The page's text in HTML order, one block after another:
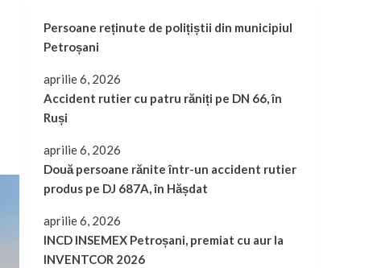
Persoane reținute de polițiștii din municipiul
Petroșani
aprilie 6, 2026
Accident rutier cu patru răniți pe DN 66, în
Ruși
aprilie 6, 2026
Două persoane rănite într-un accident rutier
produs pe DJ 687A, în Hășdat
aprilie 6, 2026
INCD INSEMEX Petroșani, premiat cu aur la
INVENTCOR 2026